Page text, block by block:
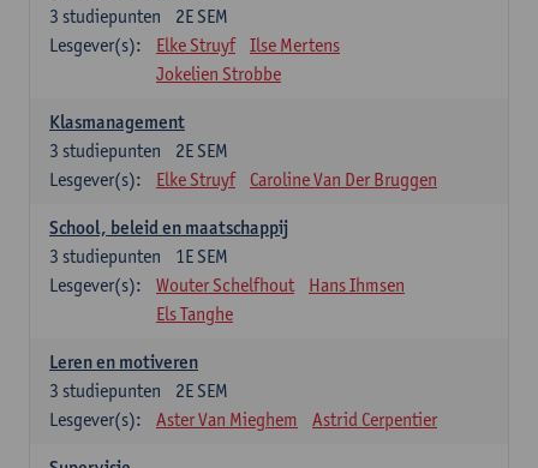
2E SEM
3 studiepunten
Lesgever(s):
Elke Struyf
Ilse Mertens
Jokelien Strobbe
Klasmanagement
2E SEM
3 studiepunten
Lesgever(s):
Elke Struyf Caroline Van Der Bruggen
School, beleid en maatschappij
1E SEM
3 studiepunten
Lesgever(s):
Wouter Schelfhout
Hans Ihmsen
Els Tanghe
Leren en motiveren
2E SEM
3 studiepunten
Lesgever(s):
Aster Van Mieghem Astrid Cerpentier